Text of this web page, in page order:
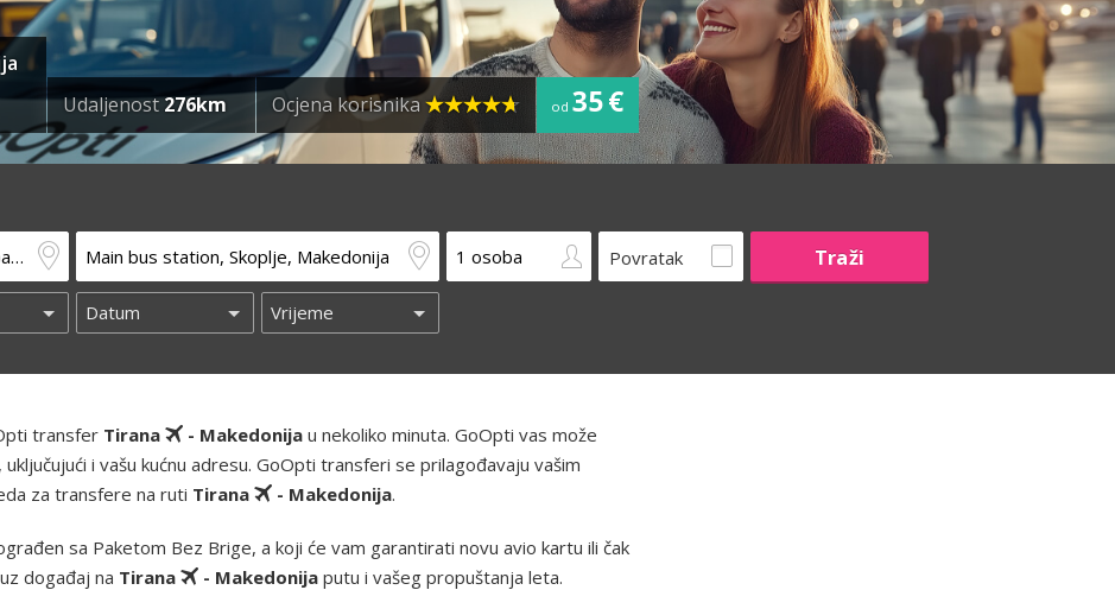
Udaljenost276km Ocjena korisnika od35 €
Povratak
transfer Tirana - Makedonija u nekoliko minuta. GoOpti vas može
i vašu kućnu adresu. GoOpti transferi se prilagođavaju vašim
za transfere na ruti Tirana - Makedonija.
sa Paketom Bez Brige, a koji će vam garantirati novu avio kartu ili čak
događaj na Tirana - Makedonija putu i vašeg propuštanja leta.